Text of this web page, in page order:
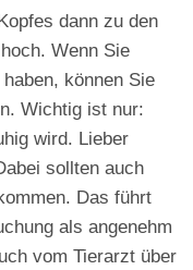
dann zu den
Wenn Sie
können Sie
Wichtig ist nur:
wird. Lieber
sollten auch
Das führt
als angenehm
vom Tierarzt über